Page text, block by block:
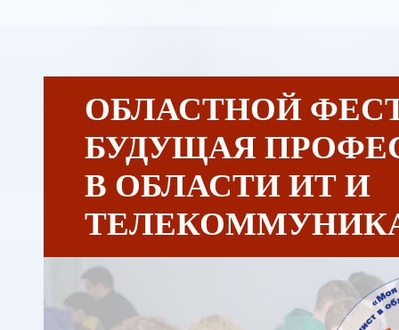
ОБЛАСТНОЙ
БУДУЩАЯ
В ОБЛАСТИ ИТ И